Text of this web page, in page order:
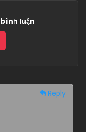
bình luận
Reply